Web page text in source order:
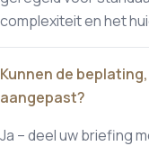
complexiteit en het
Kunnen de
aangepast?
Ja – deel uw briefing